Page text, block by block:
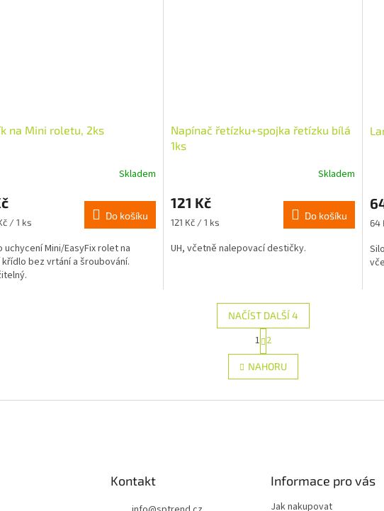
na Mini roletu, 2ks
Skladem
/ 1 ks
Do košíku
uchycení Mini/EasyFix rolet na
bez vrtání a šroubování.
Napínač řetízku+spojka řetízku bílá
1ks
Skladem
121 Kč
Měrná
121 Kč / 1 ks
Do košíku
UH, včetně nalepovací destičky.
64
O
v
l
d
NAČÍST DALŠÍ 4
S
t
r
á
n
1 2
NAHORU
Kontakt Informace pro vás
Jak nakupovat